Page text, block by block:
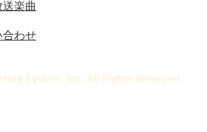
楽曲
合わせ
System, Inc. All Rights Reserved.